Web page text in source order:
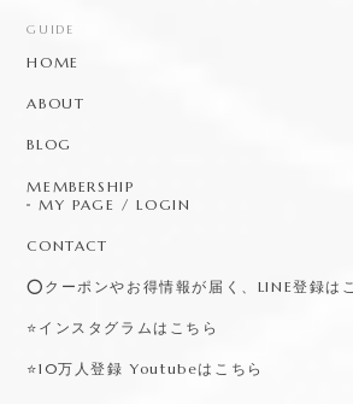
GUIDE
HOME
ABOUT
BLOG
MEMBERSHIP
MY PAGE / LOGIN
CONTACT
⭕️クーポンやお得情報が届く、LINE登録は
⭐️インスタグラムはこちら
⭐️10万人登録 Youtubeはこちら